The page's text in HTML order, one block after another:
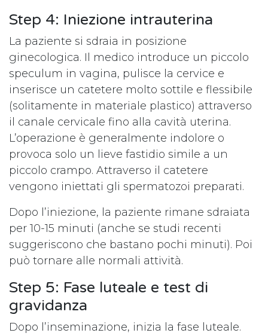
Step 4: Iniezione intrauterina
La paziente si sdraia in posizione
ginecologica. Il medico introduce un piccolo
speculum in vagina, pulisce la cervice e
inserisce un catetere molto sottile e flessibile
(solitamente in materiale plastico) attraverso
il canale cervicale fino alla cavità uterina.
L’operazione è generalmente indolore o
provoca solo un lieve fastidio simile a un
piccolo crampo. Attraverso il catetere
vengono iniettati gli spermatozoi preparati.
Dopo l’iniezione, la paziente rimane sdraiata
per 10-15 minuti (anche se studi recenti
suggeriscono che bastano pochi minuti). Poi
può tornare alle normali attività.
Step 5: Fase luteale e test di
gravidanza
Dopo l’inseminazione, inizia la fase luteale.